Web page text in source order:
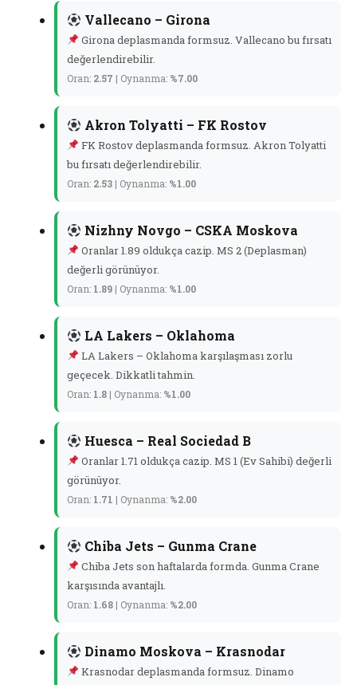
Vallecano – Girona
Girona deplasmanda formsuz. Vallecano bu fırsatı
değerlendirebilir.
Oran: 2.57 | Oynanma: %7.00
Akron Tolyatti – FK Rostov
FK Rostov deplasmanda formsuz. Akron Tolyatti
bu fırsatı değerlendirebilir.
Oran: 2.53 | Oynanma: %1.00
Nizhny Novgo – CSKA Moskova
Oranlar 1.89 oldukça cazip. MS 2 (Deplasman)
değerli görünüyor.
Oran: 1.89 | Oynanma: %1.00
LA Lakers – Oklahoma
LA Lakers – Oklahoma karşılaşması zorlu
geçecek. Dikkatli tahmin.
Oran: 1.8 | Oynanma: %1.00
Huesca – Real Sociedad B
Oranlar 1.71 oldukça cazip. MS 1 (Ev Sahibi) değerli
görünüyor.
Oran: 1.71 | Oynanma: %2.00
Chiba Jets – Gunma Crane
Chiba Jets son haftalarda formda. Gunma Crane
karşısında avantajlı.
Oran: 1.68 | Oynanma: %2.00
Dinamo Moskova – Krasnodar
Krasnodar deplasmanda formsuz. Dinamo